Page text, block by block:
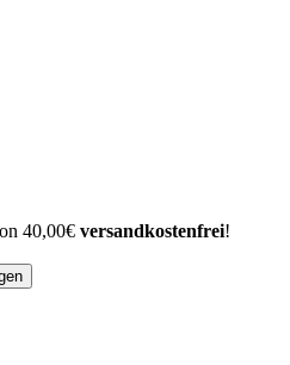
40,00€ versandkostenfrei!